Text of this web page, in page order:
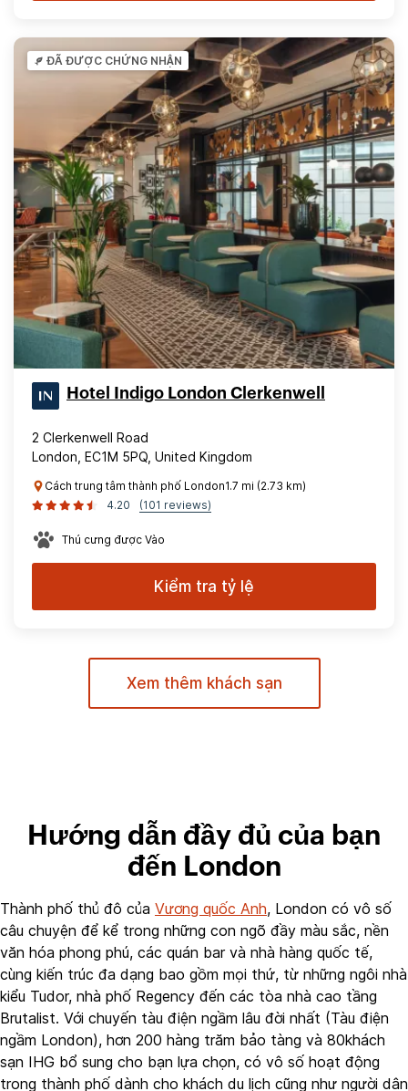
ĐÃ ĐƯỢC CHỨNG NHẬN
Hotel Indigo London Clerkenwell
2 Clerkenwell Road
London, EC1M 5PQ, United Kingdom
Cách trung tâm thành phố London1.7 mi (2.73 km)
4.20
(101 reviews)
Thú cưng được Vào
Kiểm tra tỷ lệ
Xem thêm khách sạn
Hướng dẫn đầy đủ của bạn
đến London
Thành phố thủ đô của Vương quốc Anh, London có vô số
câu chuyện để kể trong những con ngõ đầy màu sắc, nền
văn hóa phong phú, các quán bar và nhà hàng quốc tế,
cùng kiến trúc đa dạng bao gồm mọi thứ, từ những ngôi nhà
kiểu Tudor, nhà phố Regency đến các tòa nhà cao tầng
Brutalist. Với chuyến tàu điện ngầm lâu đời nhất (Tàu điện
ngầm London), hơn 200 hàng trăm bảo tàng và 80khách
sạn IHG bổ sung cho bạn lựa chọn, có vô số hoạt động
trong thành phố dành cho khách du lịch cũng như người dân